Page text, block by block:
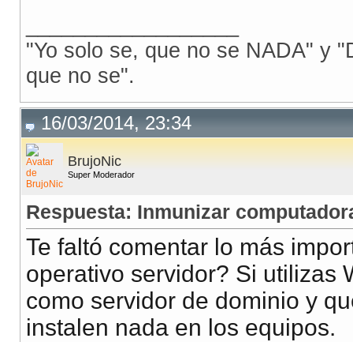
"Yo solo se, que no se NADA" y
que no se".
16/03/2014, 23:34
BrujoNic
Super Moderador
Respuesta: Inmunizar
Te faltó comentar lo más
operativo servidor? Si utilizas
como servidor de dominio y
instalen nada en los equipos.